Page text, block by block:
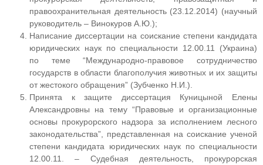
правоохранительная деятельность (23.12.2014) (научный
руководитель – Винокуров А.Ю.);
Написание диссертации на соискание степени кандидата
юридических наук по специальности 12.00.11 (Украина)
по теме “Международно-правовое сотрудничество
государств в области благополучия животных и их защиты
от жестокого обращения” (Зубченко Н.И.).
Принята к защите диссертация Куницыной Елены
Александровны на тему “Правовые и организационные
основы прокурорского надзора за исполнением лесного
законодательства”, представленная на соискание ученой
степени кандидата юридических наук по специальности
12.00.11. – Судебная деятельность, прокурорская